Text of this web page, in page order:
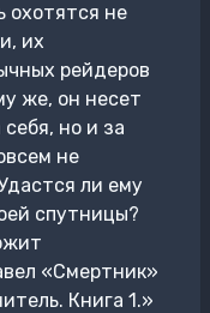
охотятся не
их
рейдеров
же, он несет
но и за
не
ли ему
спутницы?
«Смертник»
Книга 1.»